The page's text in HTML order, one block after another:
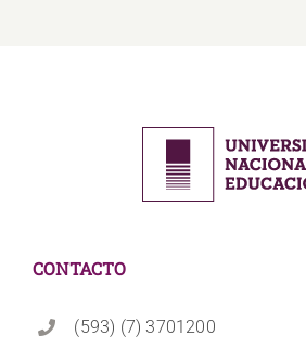
CONTACTO
(593) (7) 3701200